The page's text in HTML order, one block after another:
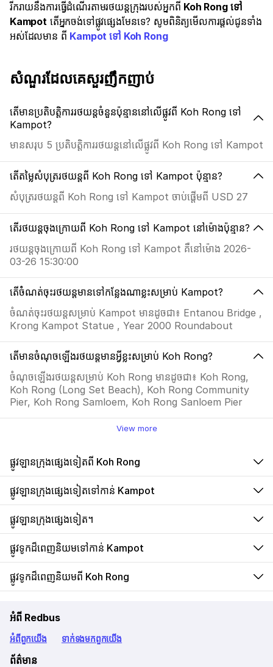
រីករាយនឹងការធ្វើដំណើរតាមរថយន្តក្រុងរបស់អ្នកពី Koh Rong ទៅ
Kampotតើអ្នកចង់ទៅផ្លូវផ្សេងមែនទេ? សូមពិនិត្យមើលការផ្តល់ជូនទាំង
អស់ដែលមាន ពី Kampot ទៅ Koh Rong
សំណួរដែលគេសួរញឹកញាប់
តើមានប្រតិបត្តិការរថយន្តចំនួនប៉ុន្មាននៅលើផ្លូវពី Koh Rong ទៅ
Kampot?
មានសរុប 5 ប្រតិបត្តិការរថយន្តនៅលើផ្លូវពី Koh Rong ទៅ Kampot
តើតម្លៃសំបុត្ររថយន្តពី Koh Rong ទៅ Kampot ប៉ុន្មាន?
សំបុត្ររថយន្តពី Koh Rong ទៅ Kampot ចាប់ផ្តើមពី USD 27
តើរថយន្តចុងក្រោយពី Koh Rong ទៅ Kampot នៅម៉ោងប៉ុន្មាន?
រថយន្តចុងក្រោយពី Koh Rong ទៅ Kampot គឺនៅម៉ោង 2026-
03-26 15:30:00
តើចំំណត់ចុះរថយន្តមានទៅកន្លែងណាខ្លះសម្រាប់ Kampot?
ចំណត់ចុះរថយន្តសម្រាប់ Kampot មានដូចជា៖ Entanou Bridge ,
Krong Kampot Statue , Year 2000 Roundabout
តើមានចំណុចឡើងរថយន្តមានអ្វីខ្លះសម្រាប់ Koh Rong?
ចំណុចឡើងរថយន្តសម្រាប់ Koh Rong មានដូចជា៖ Koh Rong,
Koh Rong (Long Set Beach), Koh Rong Community
Pier, Koh Rong Samloem, Koh Rong Sanloem Pier
View more
ផ្លូវឡានក្រុងផ្សេងទៀតពី Koh Rong
ផ្លូវឡានក្រុងផ្សេងទៀតទៅកាន់ Kampot
ផ្លូវឡានក្រុងផ្សេងទៀត។
ផ្លូវទូកដ៏ពេញនិយមទៅកាន់ Kampot
ផ្លូវទូកដ៏ពេញនិយមពី Koh Rong
អំពី Redbus
អំពី​ពួក​យើង ទាក់ទង​មក​ពួក​យើង
ព័ត៌មាន